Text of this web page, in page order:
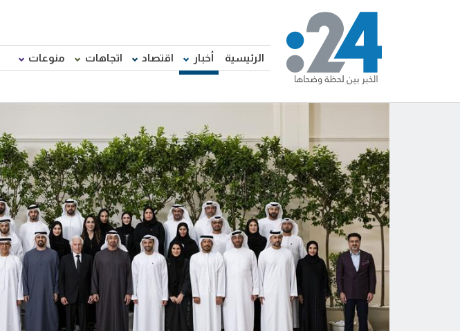
الرئيسية أخبار اقتصاد اتجاهات منوعات